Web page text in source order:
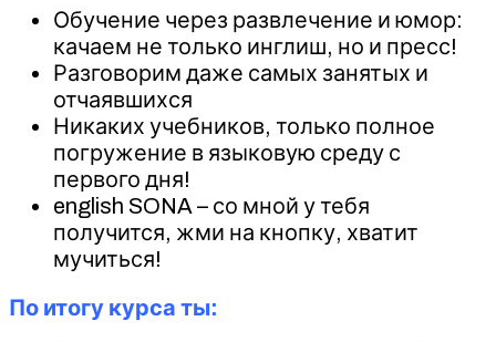
Обучение через развлечение и юмор:
качаем не только инглиш, но и пресс!
Разговорим даже самых занятых и
отчаявшихся
Никаких учебников, только полное
погружение в языковую среду с
первого дня!
english SONA – со мной у тебя
получится, жми на кнопку, хватит
мучиться!
По итогу курса ты: